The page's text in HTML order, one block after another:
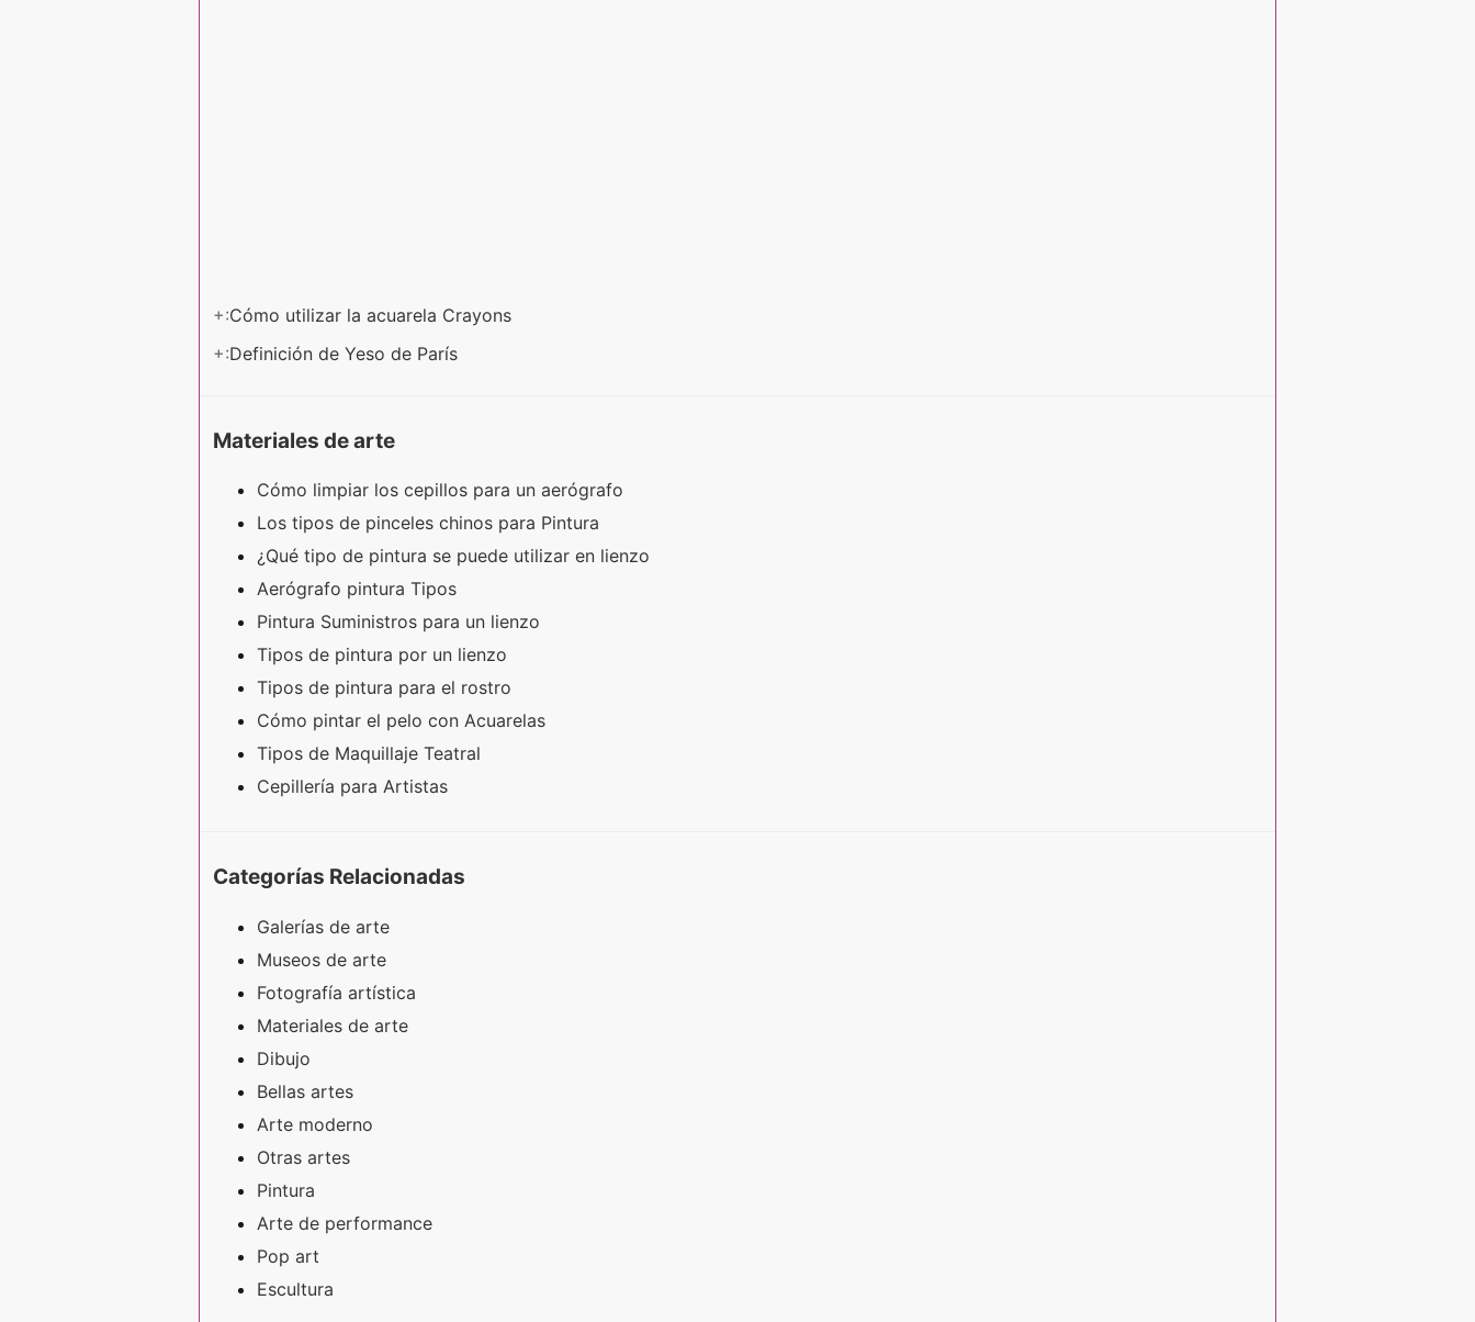
+:Cómo utilizar la acuarela Crayons
+:Definición de Yeso de París
Materiales de arte
Cómo limpiar los cepillos para un aerógrafo
Los tipos de pinceles chinos para Pintura
¿Qué tipo de pintura se puede utilizar en lienzo
Aerógrafo pintura Tipos
Pintura Suministros para un lienzo
Tipos de pintura por un lienzo
Tipos de pintura para el rostro
Cómo pintar el pelo con Acuarelas
Tipos de Maquillaje Teatral
Cepillería para Artistas
Categorías Relacionadas
Galerías de arte
Museos de arte
Fotografía artística
Materiales de arte
Dibujo
Bellas artes
Arte moderno
Otras artes
Pintura
Arte de performance
Pop art
Escultura